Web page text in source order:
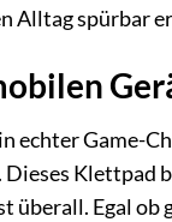
Alltag spürbar
echter Game-
Klettpad
überall. Egal